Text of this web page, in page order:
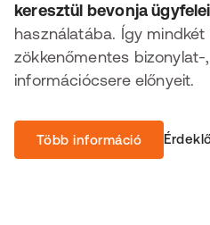
keresztül bevonja
használatába. Így mindkét
zökkenőmentes
információcsere előnyeit.
Több információ